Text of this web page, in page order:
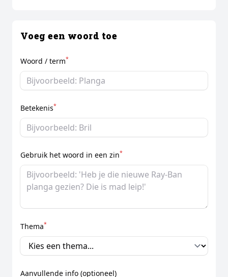
Voeg een woord toe
Woord / term*
Betekenis*
Gebruik het woord in een zin*
Thema*
Aanvullende info (optioneel)